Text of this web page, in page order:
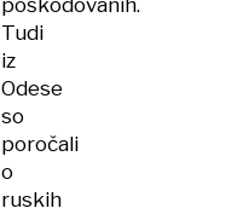
poškodovanih.
Tudi
iz
Odese
so
poročali
o
ruskih